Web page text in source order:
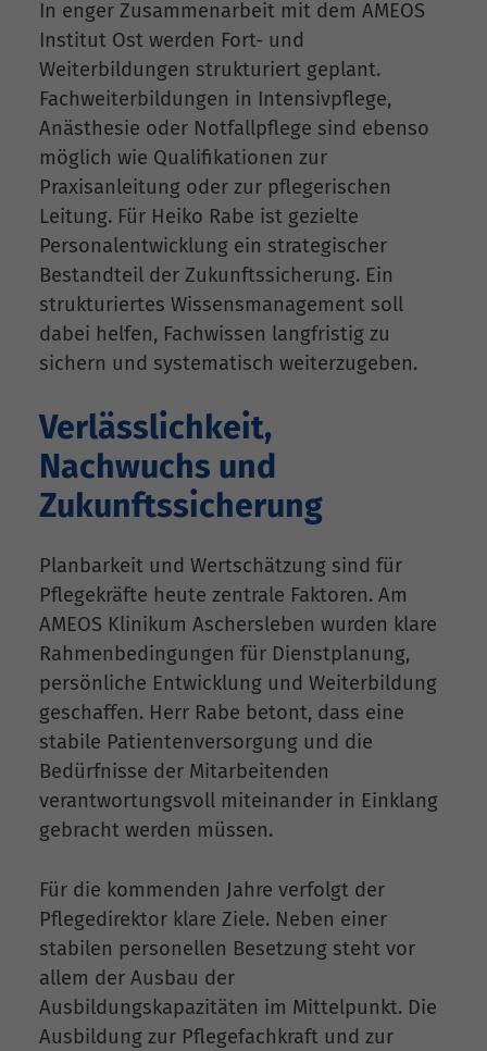
In enger Zusammenarbeit mit dem AMEOS
Institut Ost werden Fort- und
Weiterbildungen strukturiert geplant.
Fachweiterbildungen in Intensivpflege,
Anästhesie oder Notfallpflege sind ebenso
möglich wie Qualifikationen zur
Praxisanleitung oder zur pflegerischen
Leitung. Für Heiko Rabe ist gezielte
Personalentwicklung ein strategischer
Bestandteil der Zukunftssicherung. Ein
strukturiertes Wissensmanagement soll
dabei helfen, Fachwissen langfristig zu
sichern und systematisch weiterzugeben.
Verlässlichkeit,
Nachwuchs und
Zukunftssicherung
Planbarkeit und Wertschätzung sind für
Pflegekräfte heute zentrale Faktoren. Am
AMEOS Klinikum Aschersleben wurden klare
Rahmenbedingungen für Dienstplanung,
persönliche Entwicklung und Weiterbildung
geschaffen. Herr Rabe betont, dass eine
stabile Patientenversorgung und die
Bedürfnisse der Mitarbeitenden
verantwortungsvoll miteinander in Einklang
gebracht werden müssen.
Für die kommenden Jahre verfolgt der
Pflegedirektor klare Ziele. Neben einer
stabilen personellen Besetzung steht vor
allem der Ausbau der
Ausbildungskapazitäten im Mittelpunkt. Die
Ausbildung zur Pflegefachkraft und zur